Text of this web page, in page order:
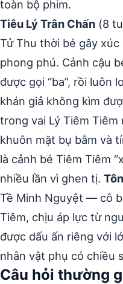
toàn bộ phim.
Tiêu Lý Trân Chấn (8
Tử Thu thời bé gây
phong phú. Cảnh cậu
được gọi “ba”, rồi luôn
khán giả không kìm
trong vai Lý Tiêm
khuôn mặt bụ bẫm và
là cảnh bé Tiêm Tiêm
nhiều lần vì ghen tị.
Tề Minh Nguyệt — cô
Tiêm, chịu áp lực từ
được dấu ấn riêng với
nhân vật phụ có chiều
Câu hỏi thường